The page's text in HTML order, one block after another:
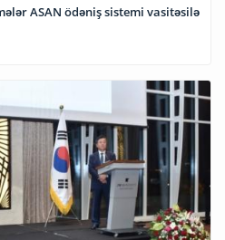
ASAN ödəniş sistemi vasitəsilə